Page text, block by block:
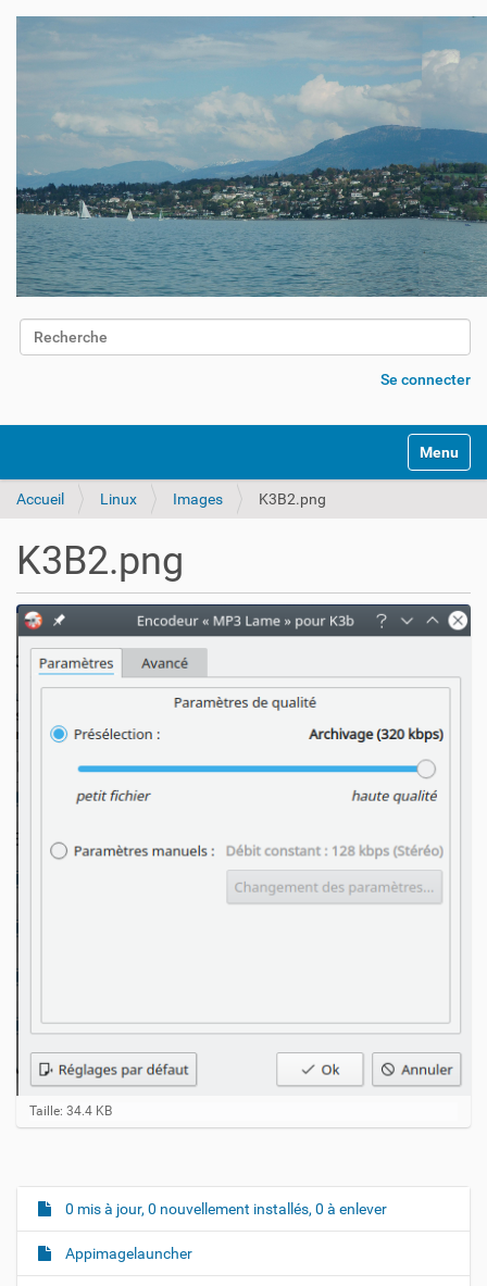
Chercher par
Se connecter
Activer/
Accueil Linux Images K3B2.png
K3B2.png
C
l
u
u
Taille: 34.4 KB
N
a
v
0 mis à jour, 0 nouvellement installés, 0 à enlever
Appimagelauncher